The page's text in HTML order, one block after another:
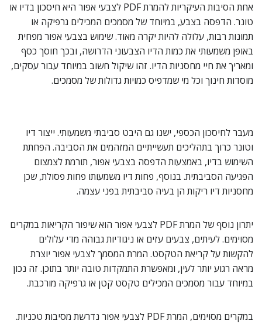
אחת הסיבות העיקריות להמרת PDF לצבעי אפור היא חיסכון בדיו או
טונר. הדפסה בצבע, במיוחד של מסמכים המכילים גרפיקה או
תמונות רבות, עלולה להיות יקרה מאוד. שימוש בצבעי אפור מפחית
באופן משמעותי את כמות הדיו הצבעוני הדרושה, ובכך חוסך כסף
ומאריך את חיי מחסניות הדיו. זהו שיקול חשוב במיוחד עבור עסקים,
מוסדות חינוך וכל מי שמדפיס כמויות גדולות של מסמכים.
מעבר לחיסכון הכספי, ישנו גם היבט סביבתי משמעותי. ייצור דיו
וטונר כרוך בתהליכים תעשייתיים המזהמים את הסביבה. הפחתת
השימוש בדיו, באמצעות הדפסה בצבעי אפור, תורמת לצמצום
הפגיעה הסביבתית. בנוסף, פחות דיו משמעותו פחות פסולת, שכן
מחסניות דיו ריקות הן בעיה סביבתית בפני עצמה.
יתרון נוסף של המרת PDF לצבעי אפור הוא שיפור הקריאות במקרים
מסוימים. לעיתים, צבעים עזים או ניגודיות גבוהה מדי עלולים
להקשות על קריאת הטקסט. המרת המסמך לצבעי אפור יוצרת
מראה רגוע יותר לעין, ומאפשרת התמקדות טובה יותר בתוכן. זה נכון
במיוחד עבור מסמכים המכילים טקסט קטן או גרפיקה מורכבת.
במקרים מסוימים, המרת PDF לצבעי אפור נדרשת מסיבות טכניות.